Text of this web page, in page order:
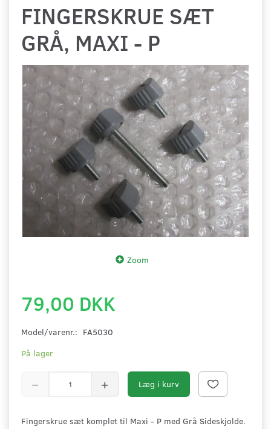
FINGERSKRUE SÆT
GRÅ, MAXI - P
Zoom
79,00 DKK
Model/varenr.: FA5030
På lager
Læg i kurv
Fingerskrue sæt komplet til Maxi - P med Grå Sideskjolde.